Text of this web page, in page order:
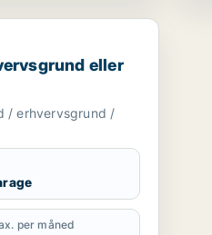
eller garage til salg i
eller
/ erhvervsgrund /
per måned